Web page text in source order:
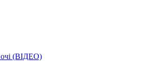
очі (ВІДЕО)